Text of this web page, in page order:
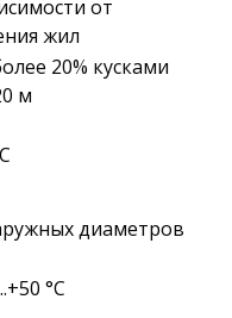
от
жил
20% кусками
м
диаметров
°C